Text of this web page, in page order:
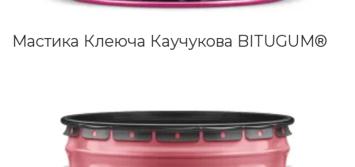
Мастика Клеюча Каучукова BITUGUM®